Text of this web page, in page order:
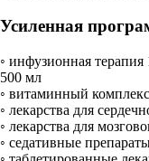
Усиленная
◦ инфузионная
500 мл
◦ витаминный комплекс
◦ лекарства для
◦ лекарства для
◦ седативные